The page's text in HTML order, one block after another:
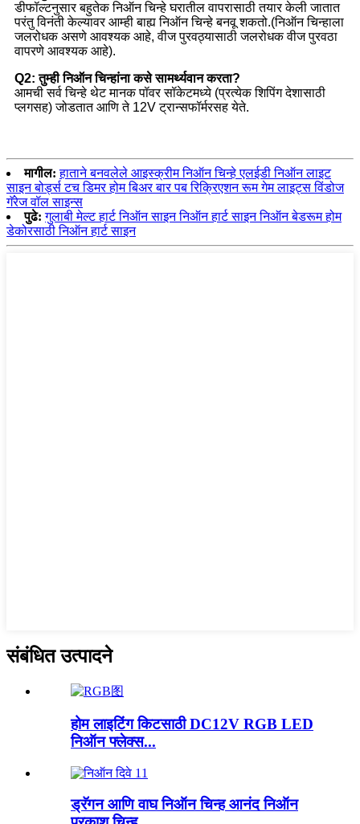
डीफॉल्टनुसार बहुतेक निऑन चिन्हे घरातील वापरासाठी तयार केली जातात
परंतु विनंती केल्यावर आम्ही बाह्य निऑन चिन्हे बनवू शकतो.(निऑन चिन्हाला
जलरोधक असणे आवश्यक आहे, वीज पुरवठ्यासाठी जलरोधक वीज पुरवठा
वापरणे आवश्यक आहे).
Q2: तुम्ही निऑन चिन्हांना कसे सामर्थ्यवान करता?
आमची सर्व चिन्हे थेट मानक पॉवर सॉकेटमध्ये (प्रत्येक शिपिंग देशासाठी
प्लगसह) जोडतात आणि ते 12V ट्रान्सफॉर्मरसह येते.
मागील: हाताने बनवलेले आइस्क्रीम निऑन चिन्हे एलईडी निऑन लाइट
साइन बोर्ड्स टच डिमर होम बिअर बार पब रिक्रिएशन रूम गेम लाइट्स विंडोज
गॅरेज वॉल साइन्स
पुढे: गुलाबी मेल्ट हार्ट निऑन साइन निऑन हार्ट साइन निऑन बेडरूम होम
डेकोरसाठी निऑन हार्ट साइन
संबंधित उत्पादने
होम लाइटिंग किटसाठी DC12V RGB LED
निऑन फ्लेक्स...
ड्रॅगन आणि वाघ निऑन चिन्ह आनंद निऑन